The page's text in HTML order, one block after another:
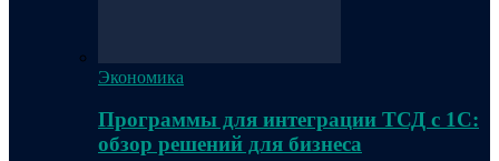
Экономика
Программы для интеграции ТСД с 1С:
обзор решений для бизнеса